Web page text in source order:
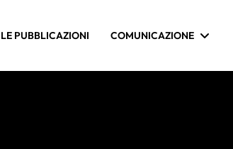
LE PUBBLICAZIONI COMUNICAZIONE